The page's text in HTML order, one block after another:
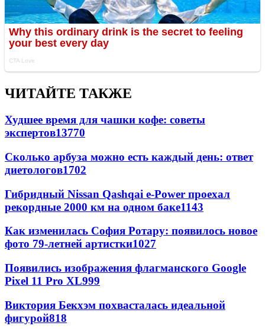
ЧИТАЙТЕ ТАКЖЕ
Худшее время для чашки кофе: советы
экспертов13770
Сколько арбуза можно есть каждый день: ответ
диетологов1702
Гибридный Nissan Qashqai e-Power проехал
рекордные 2000 км на одном баке1143
Как изменилась София Ротару: появилось новое
фото 79-летней артистки1027
Появились изображения флагманского Google
Pixel 11 Pro XL999
Виктория Бекхэм похвасталась идеальной
фигурой818